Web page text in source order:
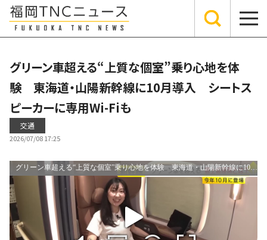
グリーン車超える“上質な個室”乗り心地を体
験 東海道・山陽新幹線に10月導入 シートス
ピーカーに専用Wi-Fiも
交通
2026/07/08 17:25